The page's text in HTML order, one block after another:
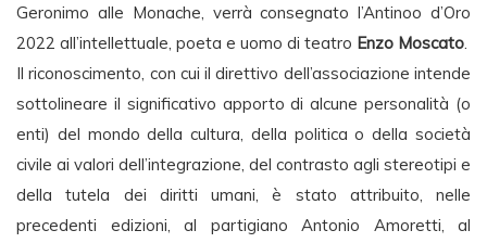
Geronimo alle Monache, verrà consegnato l’Antinoo d’Oro
2022 all’intellettuale, poeta e uomo di teatro Enzo Moscato
Il riconoscimento, con cui il direttivo dell’associazione intende
sottolineare il significativo apporto di alcune personalità (o
enti) del mondo della cultura, della politica o della società
civile ai valori dell’integrazione, del contrasto agli stereotipi e
della tutela dei diritti umani, è stato attribuito, nelle
precedenti edizioni, al partigiano Antonio Amoretti, al